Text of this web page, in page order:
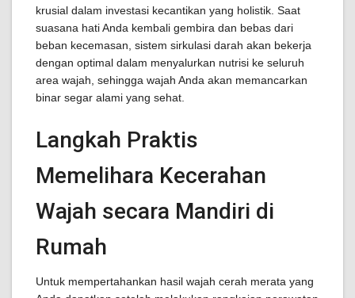
krusial dalam investasi kecantikan yang holistik. Saat
suasana hati Anda kembali gembira dan bebas dari
beban kecemasan, sistem sirkulasi darah akan bekerja
dengan optimal dalam menyalurkan nutrisi ke seluruh
area wajah, sehingga wajah Anda akan memancarkan
binar segar alami yang sehat.
Langkah Praktis
Memelihara Kecerahan
Wajah secara Mandiri di
Rumah
Untuk mempertahankan hasil wajah cerah merata yang